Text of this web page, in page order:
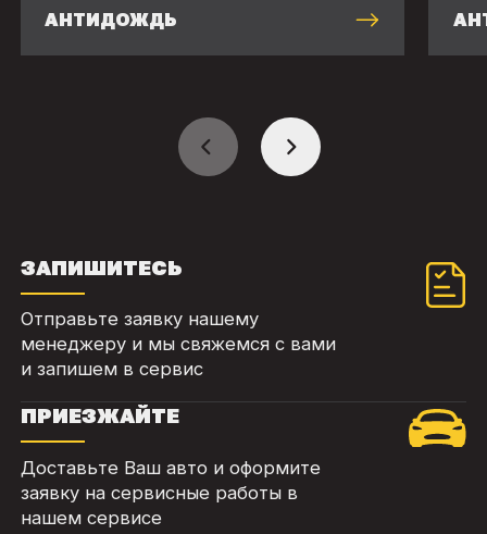
АНТИДОЖДЬ
ЗАПИШИТЕСЬ
Отправьте заявку нашему
менеджеру и мы свяжемся с вами
и запишем в сервис
ПРИЕЗЖАЙТЕ
Доставьте Ваш авто и оформите
заявку на сервисные работы в
нашем сервисе